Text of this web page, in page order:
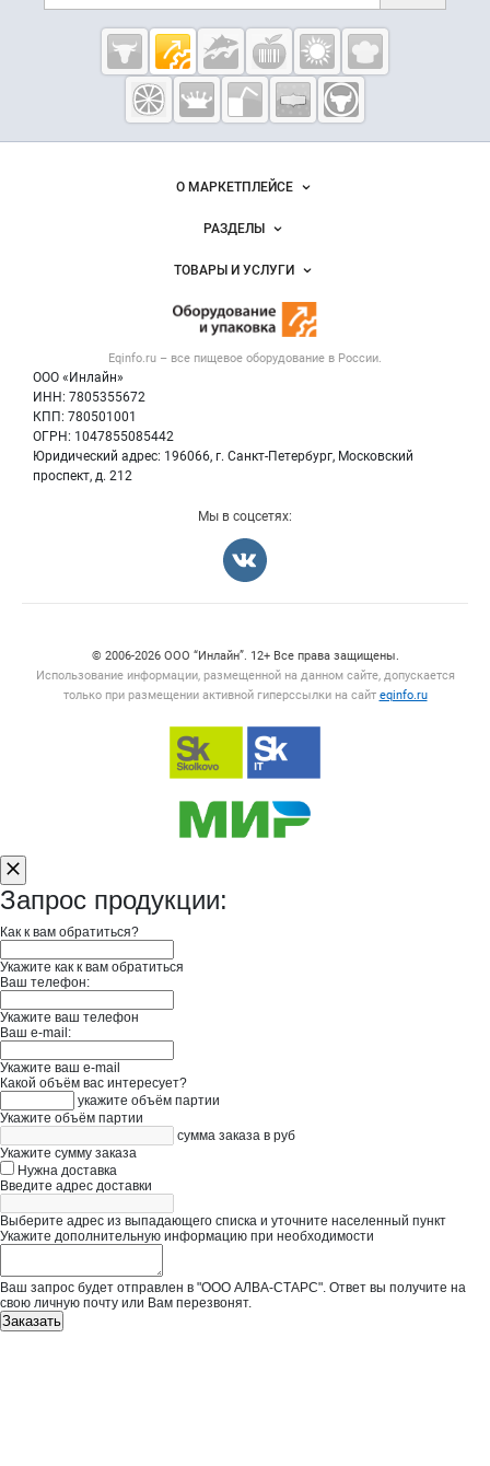
Cсылки на полезные проекты
Eqinfo.ru —
пищевое
оборудование
и упаковка
Важные разделы и контакты
Eqinfo.ru – все пищевое оборудование в России.
ООО «Инлайн»
ИНН: 7805355672
КПП: 780501001
ОГРН: 1047855085442
Юридический адрес: 196066, г. Санкт-Петербург, Московский
проспект, д. 212
Навигация по сайтуО МАРКЕТПЛЕЙСЕ
Новости Eqinfo.ru
Размещение рекламы
Публичная оферта
Контактная информация
Политика обработки персональных данных
РАЗДЕЛЫ
Объявления
Вакансии
ТОВАРЫ И УСЛУГИ
Оборудование для пищепрома
Тара и упаковка
Б/у оборудование
Мы в соцсетях:
© 2006‑2026 ООО “Инлайн”. 12+ Все права защищены.
Использование информации, размещенной на данном сайте, допускается
только при размещении активной гиперссылки на сайт eqinfo.ru
Запрос продукции:
Как к вам обратиться?
Укажите как к вам обратиться
Ваш телефон:
Укажите ваш телефон
Ваш e-mail:
Укажите ваш e-mail
Какой объём вас интересует?
укажите объём партии
Укажите объём партии
сумма заказа в руб
Укажите сумму заказа
Нужна доставка
Введите адрес доставки
Выберите адрес из выпадающего списка и уточните населенный пункт
Укажите дополнительную информацию при необходимости
Ваш запрос будет отправлен в "ООО АЛВА-СТАРС". Ответ вы получите на
свою личную почту или Вам перезвонят.
Заказать